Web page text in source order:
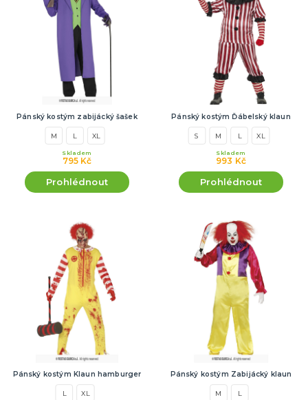
Pánský kostým zabijácký šašek
M L XL
795 Kč
Skladem
Prohlédnout
Pánský kostým Ďábelský klaun
S M L XL
993 Kč
Skladem
Prohlédnout
Pánský kostým Klaun hamburger
L XL
Pánský kostým Zabijácký klaun
M L